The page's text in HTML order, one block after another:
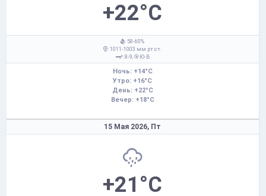
+22°C
: 58-60%
: 1011-1003 мм рт.ст.
: 8-9,
Ю-В
Ночь: +14°C
Утро: +16°C
День: +22°C
Вечер: +18°C
15 Мая 2026, Пт
+21°C